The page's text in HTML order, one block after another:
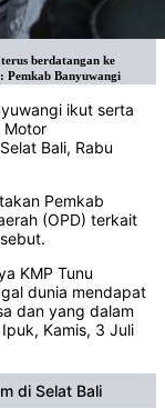
berdatangan ke
Pemkab Banyuwangi
ikut serta
Motor
Bali, Rabu
Pemkab
(OPD) terkait
KMP Tunu
dunia mendapat
dan yang dalam
Kamis, 3 Juli
di Selat Bali